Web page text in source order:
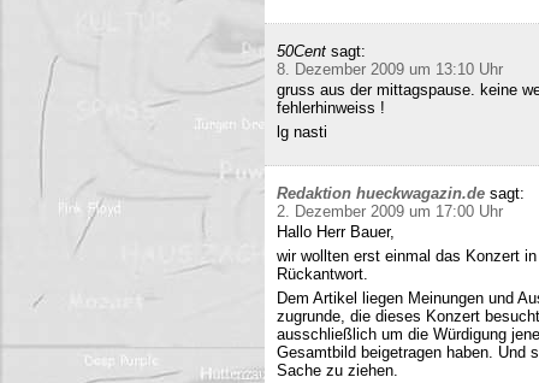
50Cent sagt:
8. Dezember 2009 um 13:10 Uhr
gruss aus der mittagspause. keine
fehlerhinweiss !
lg nasti
Redaktion hueckwagazin.de sagt:
2. Dezember 2009 um 17:00 Uhr
Hallo Herr Bauer,
wir wollten erst einmal das Konzert
Rückantwort.
Dem Artikel liegen Meinungen und
zugrunde, die dieses Konzert
ausschließlich um die Würdigung
Gesamtbild beigetragen haben. Und
Sache zu ziehen.